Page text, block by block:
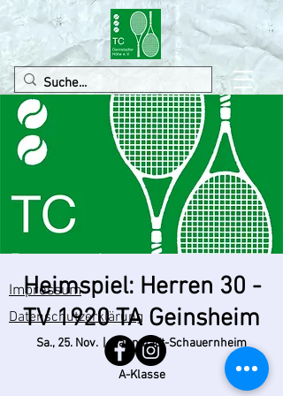
Heimspiel: Herren 30 -
TV 1920 TA Geinsheim
Sa., 25. Nov.
  |
Dannstadt-Schauernheim
A-Klasse
Impressum
Datenschutzerklärung